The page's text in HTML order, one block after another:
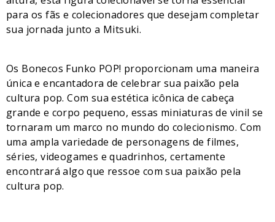
para os fãs e colecionadores que desejam completar
sua jornada junto a Mitsuki.
Os Bonecos Funko POP! proporcionam uma maneira
única e encantadora de celebrar sua paixão pela
cultura pop. Com sua estética icônica de cabeça
grande e corpo pequeno, essas miniaturas de vinil se
tornaram um marco no mundo do colecionismo. Com
uma ampla variedade de personagens de filmes,
séries, videogames e quadrinhos, certamente
encontrará algo que ressoe com sua paixão pela
cultura pop.